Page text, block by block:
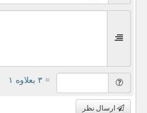
= ۳ بعلاوه ۱
ارسال نظر